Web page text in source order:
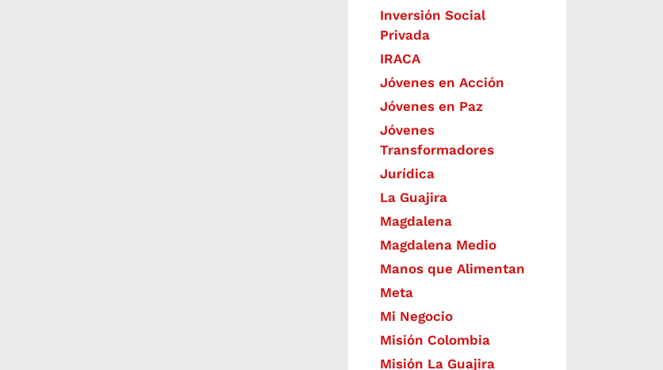
Inversión Social
Privada
IRACA
Jóvenes en Acción
Jóvenes en Paz
Jóvenes
Transformadores
Jurídica
La Guajira
Magdalena
Magdalena Medio
Manos que Alimentan
Meta
Mi Negocio
Misión Colombia
Misión La Guajira